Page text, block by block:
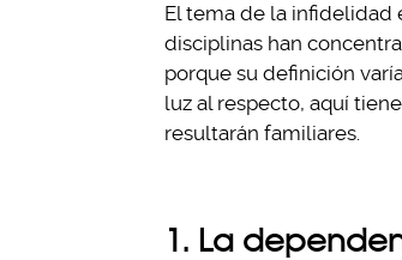
El tema de la infidelidad
disciplinas han
porque su definición
luz al respecto, aquí
resultarán familiares.
1. La